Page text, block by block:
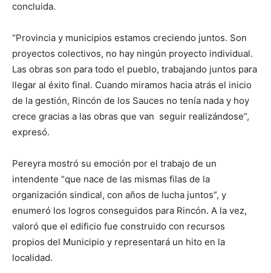
concluida.
“Provincia y municipios estamos creciendo juntos. Son
proyectos colectivos, no hay ningún proyecto individual.
Las obras son para todo el pueblo, trabajando juntos para
llegar al éxito final. Cuando miramos hacia atrás el inicio
de la gestión, Rincón de los Sauces no tenía nada y hoy
crece gracias a las obras que van seguir realizándose”,
expresó.
Pereyra mostró su emoción por el trabajo de un
intendente “que nace de las mismas filas de la
organización sindical, con años de lucha juntos”, y
enumeró los logros conseguidos para Rincón. A la vez,
valoró que el edificio fue construido con recursos
propios del Municipio y representará un hito en la
localidad.